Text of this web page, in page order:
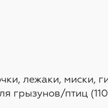
лежаки, миски,
грызунов/птиц